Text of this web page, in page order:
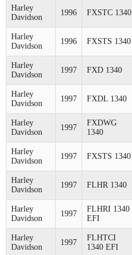
Harley
Davidson
1996 FXSTC 1340
Harley
Davidson
1996 FXSTS 1340
Harley
Davidson
1997 FXD 1340
Harley
Davidson
1997 FXDL 1340
Harley
Davidson
1997
FXDWG
1340
Harley
Davidson
1997 FXSTS 1340
Harley
Davidson
1997 FLHR 1340
Harley
Davidson
1997
FLHRI 1340
EFI
Harley
Davidson
1997
FLHTCI
1340 EFI